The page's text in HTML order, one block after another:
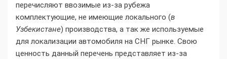
перечисляют ввозимые из-за рубежа
комплектующие, не имеющие локального (в
Узбекистане) производства, а так же используемые
для локализации автомобиля на СНГ рынке. Свою
ценность данный перечень представляет из-за